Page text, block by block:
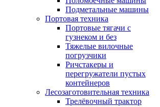
Подметальные машины
Портовая техника
Портовые тягачи с
гузнеком и без
Тяжелые вилочные
погрузчики
Ричстакеры и
перегружатели пустых
контейнеров
Лесозаготовительная техника
Трелёвочный трактор